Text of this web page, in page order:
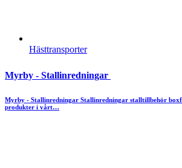
Hästtransporter
Myrby - Stallinredningar
Myrby - Stallinredningar Stallinredningar stalltillbehör
produkter i vårt…